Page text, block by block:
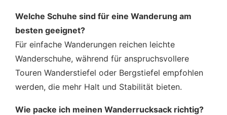
Welche Schuhe sind für eine Wanderung am
besten geeignet?
Für einfache Wanderungen reichen leichte
Wanderschuhe, während für anspruchsvollere
Touren Wanderstiefel oder Bergstiefel empfohlen
werden, die mehr Halt und Stabilität bieten.
Wie packe ich meinen Wanderrucksack richtig?